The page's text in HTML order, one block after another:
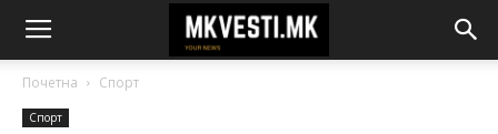
Почетна Спорт
Спорт